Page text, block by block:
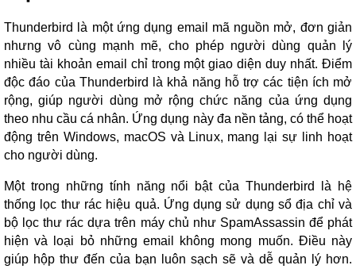
Thunderbird là một ứng dụng email mã nguồn mở, đơn giản
nhưng vô cùng mạnh mẽ, cho phép người dùng quản lý
nhiều tài khoản email chỉ trong một giao diện duy nhất. Điểm
độc đáo của Thunderbird là khả năng hỗ trợ các tiện ích mở
rộng, giúp người dùng mở rộng chức năng của ứng dụng
theo nhu cầu cá nhân. Ứng dụng này đa nền tảng, có thể hoạt
động trên Windows, macOS và Linux, mang lại sự linh hoạt
cho người dùng.
Một trong những tính năng nổi bật của Thunderbird là hệ
thống lọc thư rác hiệu quả. Ứng dụng sử dụng sổ địa chỉ và
bộ lọc thư rác dựa trên máy chủ như SpamAssassin để phát
hiện và loại bỏ những email không mong muốn. Điều này
giúp hộp thư đến của bạn luôn sạch sẽ và dễ quản lý hơn.